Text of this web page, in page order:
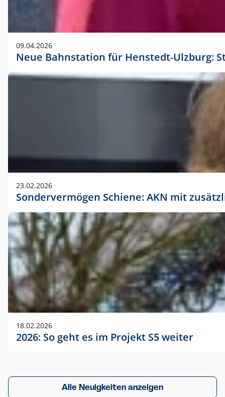
09.04.2026
Neue Bahnstation für Henstedt-Ulzburg:
23.02.2026
Sondervermögen Schiene: AKN mit
18.02.2026
2026: So geht es im Projekt S5 weiter
Alle Neuigkeiten anzeigen